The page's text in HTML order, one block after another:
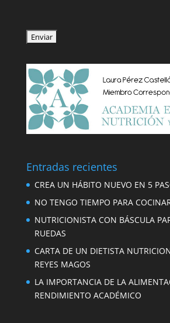
Entradas recientes
CREA UN HÁBITO NUEVO EN 5
NO TENGO TIEMPO PARA
NUTRICIONISTA CON BÁSCULA
RUEDAS
CARTA DE UN DIETISTA
REYES MAGOS
LA IMPORTANCIA DE LA
RENDIMIENTO ACADÉMICO